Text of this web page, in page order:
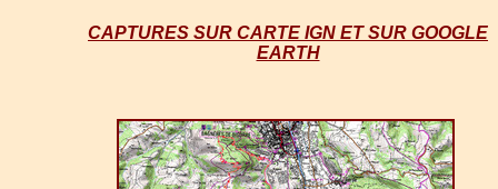
CAPTURES SUR CARTE IGN ET SUR GOOGLE
EARTH